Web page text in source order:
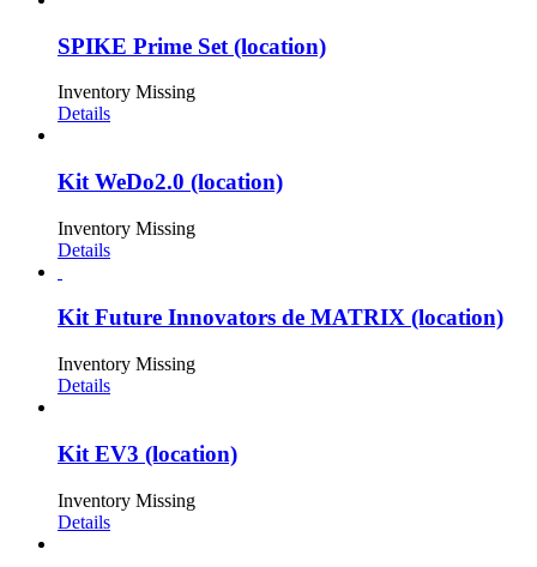
SPIKE Prime Set (location)
Inventory Missing
Details
Kit WeDo2.0 (location)
Inventory Missing
Details
Kit Future Innovators de MATRIX (location)
Inventory Missing
Details
Kit EV3 (location)
Inventory Missing
Details